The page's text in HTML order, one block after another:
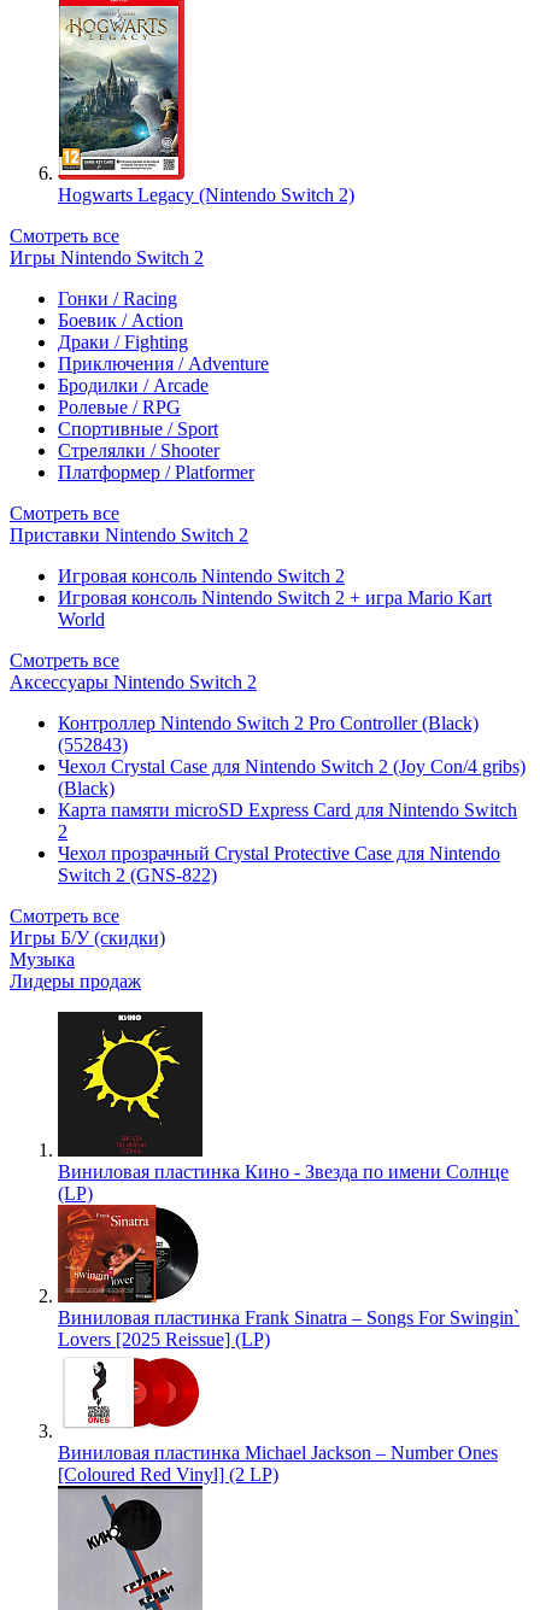
Hogwarts Legacy (Nintendo Switch 2)
Смотреть все
Игры Nintendo Switch 2
Гонки / Racing
Боевик / Action
Драки / Fighting
Приключения / Adventure
Бродилки / Arcade
Ролевые / RPG
Спортивные / Sport
Стрелялки / Shooter
Платформер / Platformer
Смотреть все
Приставки Nintendo Switch 2
Игровая консоль Nintendo Switch 2
Игровая консоль Nintendo Switch 2 + игра Mario Kart
World
Смотреть все
Аксессуары Nintendo Switch 2
Контроллер Nintendo Switch 2 Pro Controller (Black)
(552843)
Чехол Сrystal Сase для Nintendo Switch 2 (Joy Con/4 gribs)
(Black)
Карта памяти microSD Express Card для Nintendo Switch
2
Чехол прозрачный Crystal Protective Case для Nintendo
Switch 2 (GNS-822)
Смотреть все
Игры Б/У (скидки)
Музыка
Лидеры продаж
Виниловая пластинка Кино - Звезда по имени Солнце
(LP)
Виниловая пластинка Frank Sinatra – Songs For Swingin`
Lovers [2025 Reissue] (LP)
Виниловая пластинка Michael Jackson – Number Ones
[Coloured Red Vinyl] (2 LP)